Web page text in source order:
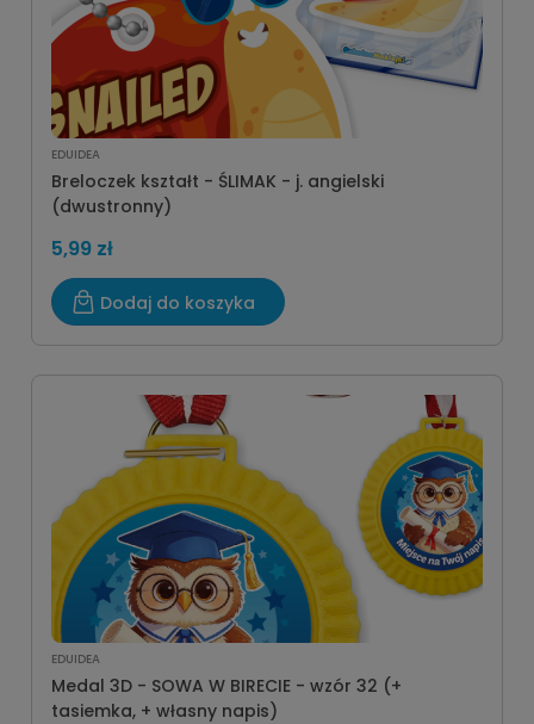
EDUIDEA
Breloczek kształt - ŚLIMAK - j. angielski
(dwustronny)
5,99 zł
Dodaj do koszyka
EDUIDEA
Medal 3D - SOWA W BIRECIE - wzór 32 (+
tasiemka, + własny napis)